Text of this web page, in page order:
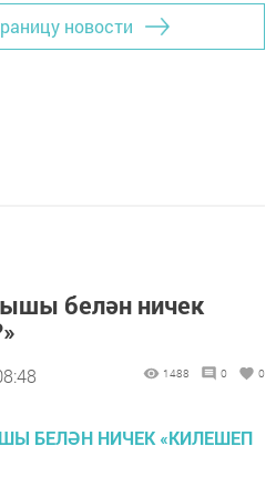
новости
белән ничек
1488 0 0